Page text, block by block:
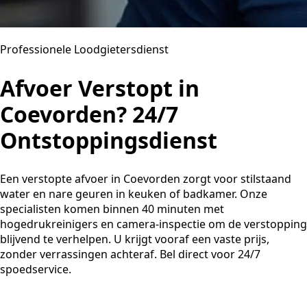
Professionele Loodgietersdienst
Afvoer Verstopt in
Coevorden? 24/7
Ontstoppingsdienst
Een verstopte afvoer in Coevorden zorgt voor stilstaand
water en nare geuren in keuken of badkamer. Onze
specialisten komen binnen 40 minuten met
hogedrukreinigers en camera-inspectie om de verstopping
blijvend te verhelpen. U krijgt vooraf een vaste prijs,
zonder verrassingen achteraf. Bel direct voor 24/7
spoedservice.